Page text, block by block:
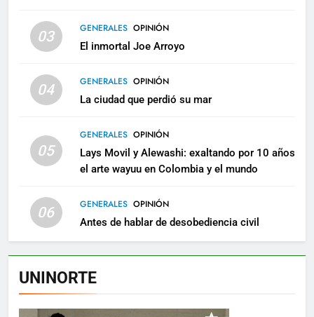
03 GENERALES OPINIÓN
El inmortal Joe Arroyo
04 GENERALES OPINIÓN
La ciudad que perdió su mar
05
GENERALES OPINIÓN
Lays Movil y Alewashi: exaltando por 10 años
el arte wayuu en Colombia y el mundo
06 GENERALES OPINIÓN
Antes de hablar de desobediencia civil
UNINORTE